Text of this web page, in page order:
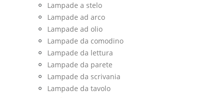
Lampade a stelo
Lampade ad arco
Lampade ad olio
Lampade da comodino
Lampade da lettura
Lampade da parete
Lampade da scrivania
Lampade da tavolo